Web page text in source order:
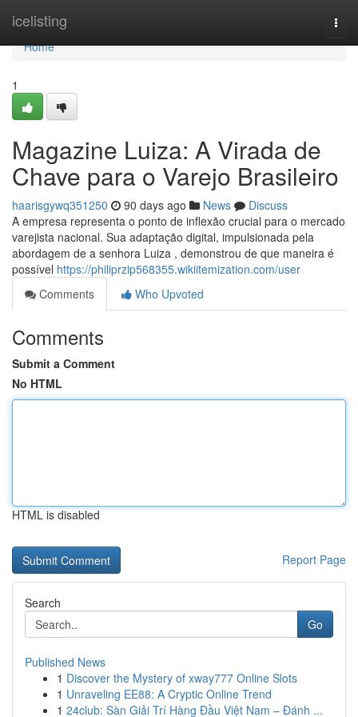
icelisting
Home
Home
1
Magazine Luiza: A Virada de
Chave para o Varejo Brasileiro
haarisgywq351250 90 days ago News
Discuss
A empresa representa o ponto de inflexão crucial para o mercado
varejista nacional. Sua adaptação digital, impulsionada pela
abordagem de a senhora Luiza , demonstrou de que maneira é
possível https://philiprzip568355.wikiitemization.com/user
Comments
Who Upvoted
Comments
Submit a Comment
No HTML
HTML is disabled
Report Page
Search
Go
Published News
1 Discover the Mystery of xway777 Online Slots
1 Unraveling EE88: A Cryptic Online Trend
1 24club: Sàn Giải Trí Hàng Đầu Việt Nam – Đánh ...